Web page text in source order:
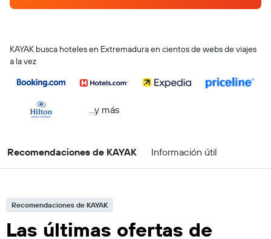
KAYAK busca hoteles en Extremadura en cientos de webs de viajes
a la vez
...y más
Recomendaciones de KAYAK Información útil
Recomendaciones de KAYAK
Las últimas ofertas de